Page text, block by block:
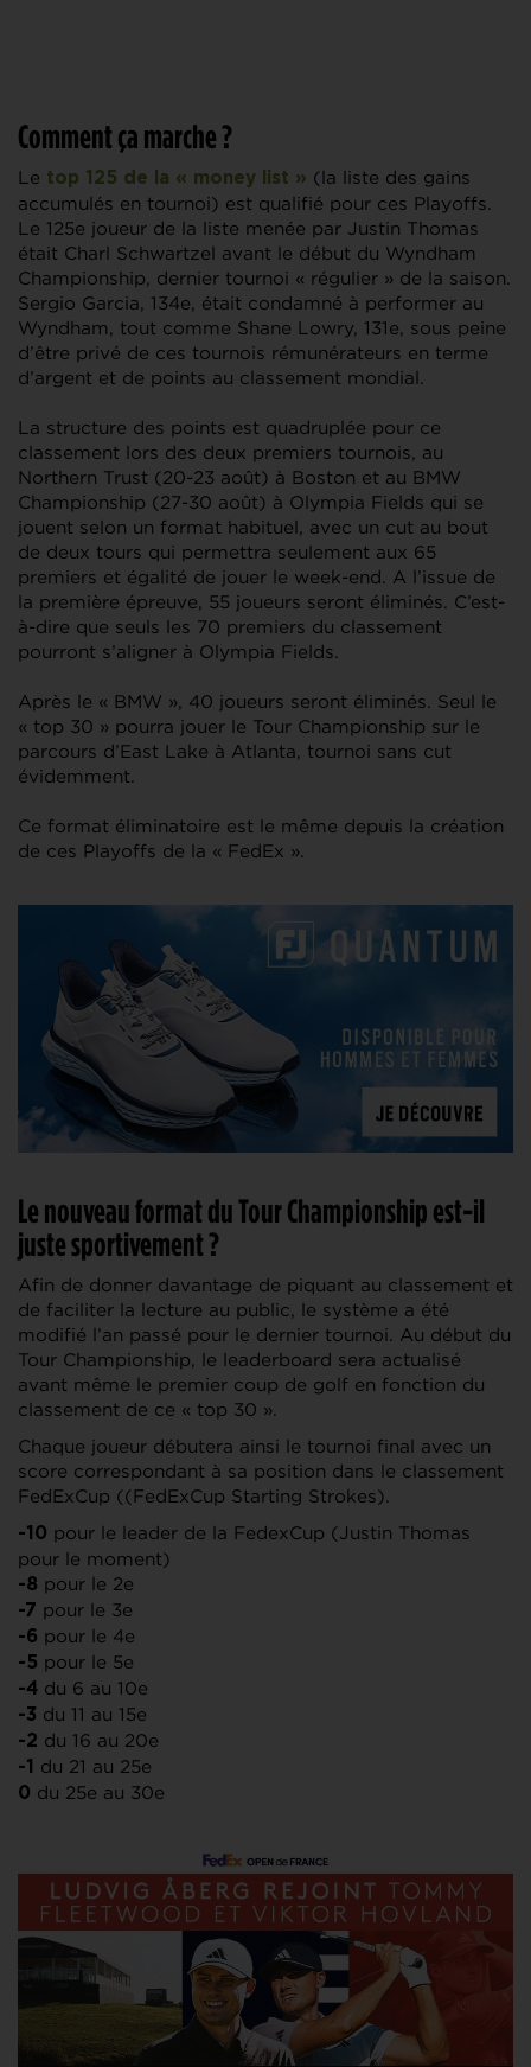
Comment ça marche ?
Le top 125 de la « money list » (la liste des gains
accumulés en tournoi) est qualifié pour ces Playoffs.
Le 125e joueur de la liste menée par Justin Thomas
était Charl Schwartzel avant le début du Wyndham
Championship, dernier tournoi « régulier » de la saison.
Sergio Garcia, 134e, était condamné à performer au
Wyndham, tout comme Shane Lowry, 131e, sous peine
d’être privé de ces tournois rémunérateurs en terme
d’argent et de points au classement mondial.
La structure des points est quadruplée pour ce
classement lors des deux premiers tournois, au
Northern Trust (20-23 août) à Boston et au BMW
Championship (27-30 août) à Olympia Fields qui se
jouent selon un format habituel, avec un cut au bout
de deux tours qui permettra seulement aux 65
premiers et égalité de jouer le week-end. A l’issue de
la première épreuve, 55 joueurs seront éliminés. C’est-
à-dire que seuls les 70 premiers du classement
pourront s’aligner à Olympia Fields.
Après le « BMW », 40 joueurs seront éliminés. Seul le
« top 30 » pourra jouer le Tour Championship sur le
parcours d’East Lake à Atlanta, tournoi sans cut
évidemment.
Ce format éliminatoire est le même depuis la création
de ces Playoffs de la « FedEx ».
Le nouveau format du Tour Championship est-il
juste sportivement ?
Afin de donner davantage de piquant au classement et
de faciliter la lecture au public, le système a été
modifié l’an passé pour le dernier tournoi. Au début du
Tour Championship, le leaderboard sera actualisé
avant même le premier coup de golf en fonction du
classement de ce « top 30 ».
Chaque joueur débutera ainsi le tournoi final avec un
score correspondant à sa position dans le classement
FedExCup ((FedExCup Starting Strokes).
-10 pour le leader de la FedexCup (Justin Thomas
pour le moment)
-8 pour le 2e
-7 pour le 3e
-6 pour le 4e
-5 pour le 5e
-4 du 6 au 10e
-3 du 11 au 15e
-2 du 16 au 20e
-1 du 21 au 25e
0 du 25e au 30e